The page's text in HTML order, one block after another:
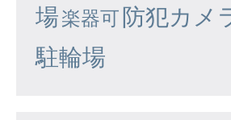
場楽器可防犯カメ
駐輪場